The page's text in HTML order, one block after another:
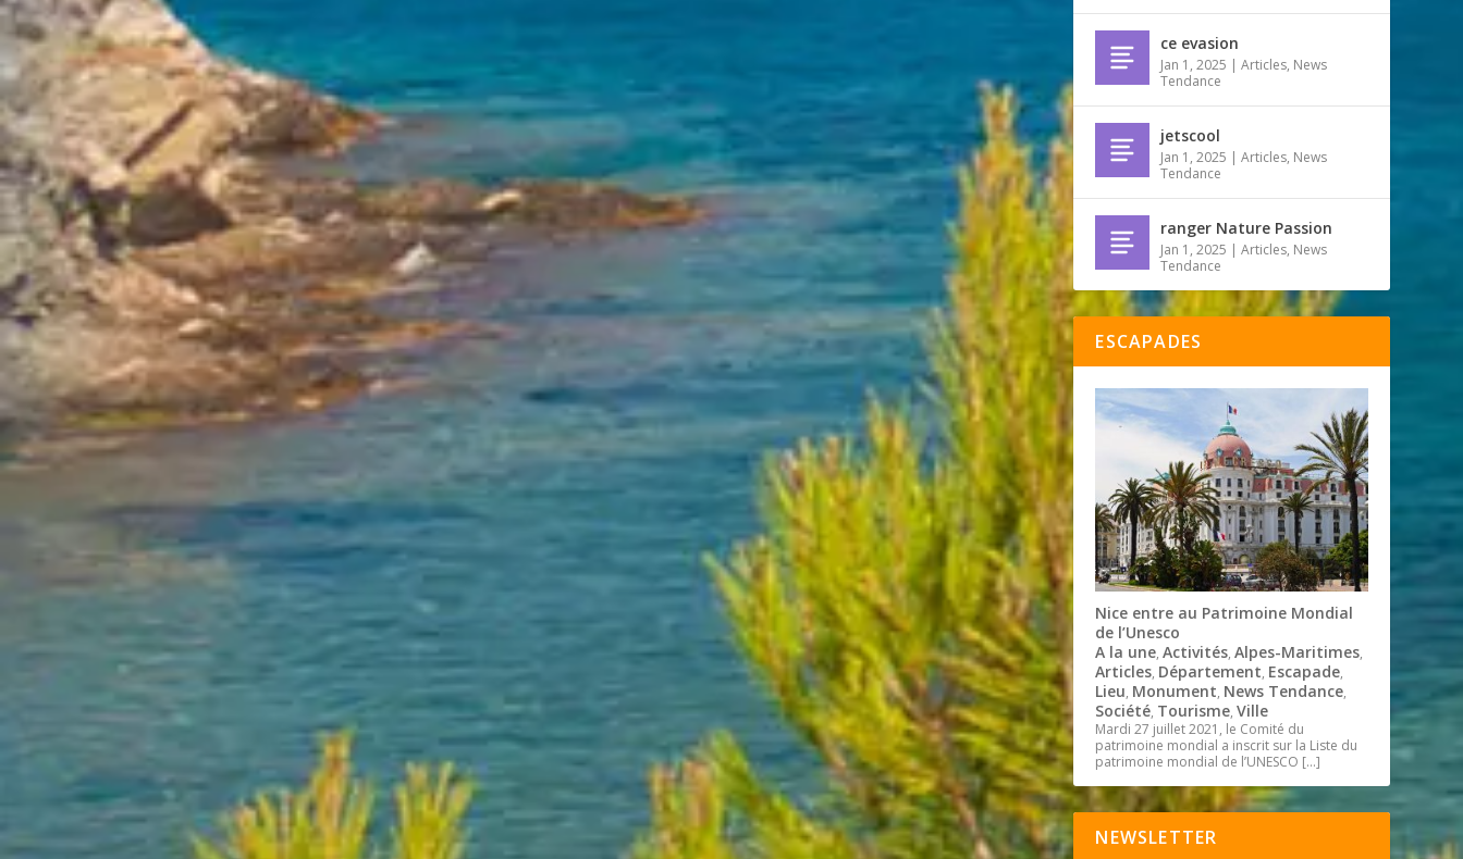
ce evasion
Jan 1, 2025 |Articles, News
Tendance
jetscool
Jan 1, 2025 |Articles, News
Tendance
ranger Nature Passion
Jan 1, 2025 |Articles, News
Tendance
ESCAPADES
Nice entre au Patrimoine Mondial
de l’Unesco
A la une,Activités,Alpes-Maritimes,
Articles, Département, Escapade,
Lieu, Monument, News Tendance,
Société, Tourisme,Ville
Mardi 27 juillet 2021, le Comité du
patrimoine mondial a inscrit sur la Liste du
patrimoine mondial de l’UNESCO […]
NEWSLETTER